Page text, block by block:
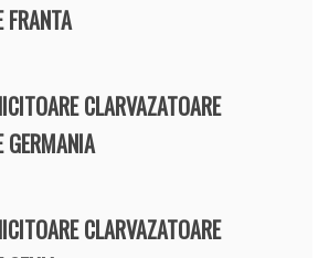
CLARVAZATOARE
GERMANIA
CLARVAZATOARE